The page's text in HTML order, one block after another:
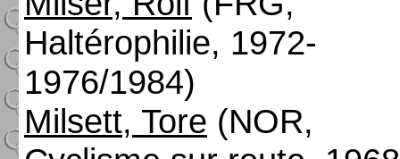
Haltérophilie, 1972-
1976/1984)
Milsett, Tore (NOR,